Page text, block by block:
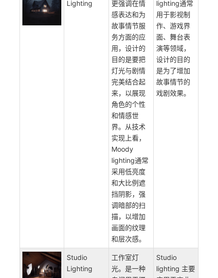
重于灯光的
颜色和亮度
控制，注重
创造强烈的
视觉效果。
情绪灯。它
更强调在情
感表达和为
故事情节服
务方面的应
用，设计的
目的是要把
灯光与剧情
完美结合起
来，以展现
角色的个性
和情感世
界。从技术
实现上看，
Moody
lighting通常
采用低亮度
和大比例遮
挡阴影，强
Moody
lighting通常
用于影视制